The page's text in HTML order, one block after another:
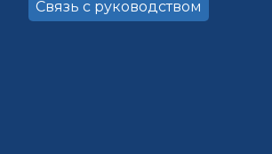
Связь с руководством